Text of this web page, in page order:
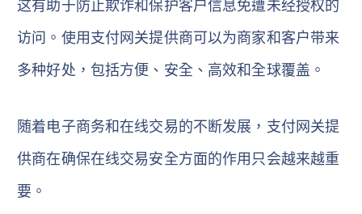
这有助于防止欺诈和保护客户信息免遭未经授权的
访问。使用支付网关提供商可以为商家和客户带来
多种好处，包括方便、安全、高效和全球覆盖。
随着电子商务和在线交易的不断发展，支付网关提
供商在确保在线交易安全方面的作用只会越来越重
要。